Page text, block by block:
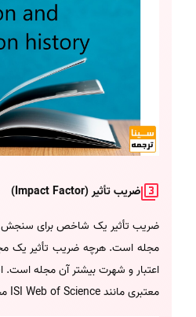
ضریب تأثیر (Impact Factor)
ضریب تأثیر یک شاخص برای سنجش
مجله است. هرچه ضریب تأثیر یک
اعتبار و شهرت بیشتر آن مجله
معتبری مانند ISI Web of Science محاسبه می‌ش